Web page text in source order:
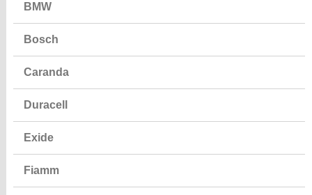
BMW
Bosch
Caranda
Duracell
Exide
Fiamm